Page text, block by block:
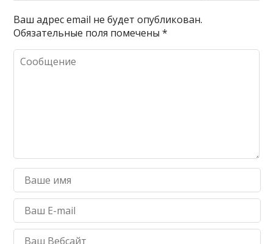
Ваш адрес email не будет опубликован.
Обязательные поля помечены*